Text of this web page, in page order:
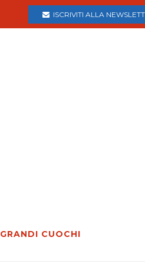
ISCRIVITI ALLA
GRANDI CUOCHI